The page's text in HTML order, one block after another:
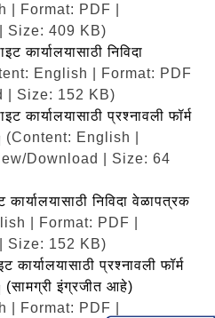
| Format: PDF |
Size: 409 KB)
कार्यालयासाठी निविदा
English | Format: PDF
| Size: 152 KB)
कार्यालयासाठी प्रश्नावली फॉर्म
(Content: English |
Download | Size: 64
निविदा वेळापत्रक
| Format: PDF |
Size: 152 KB)
प्रश्नावली फॉर्म
(सामग्री इंग्रजीत आहे)
| Format: PDF |